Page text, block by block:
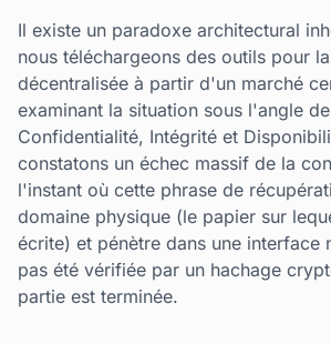
Il existe un paradoxe architectural
nous téléchargeons des outils pour
décentralisée à partir d'un marché
examinant la situation sous l'angle
Confidentialité, Intégrité et
constatons un échec massif de la
l'instant où cette phrase de
domaine physique (le papier sur
écrite) et pénètre dans une interface
pas été vérifiée par un hachage
partie est terminée.